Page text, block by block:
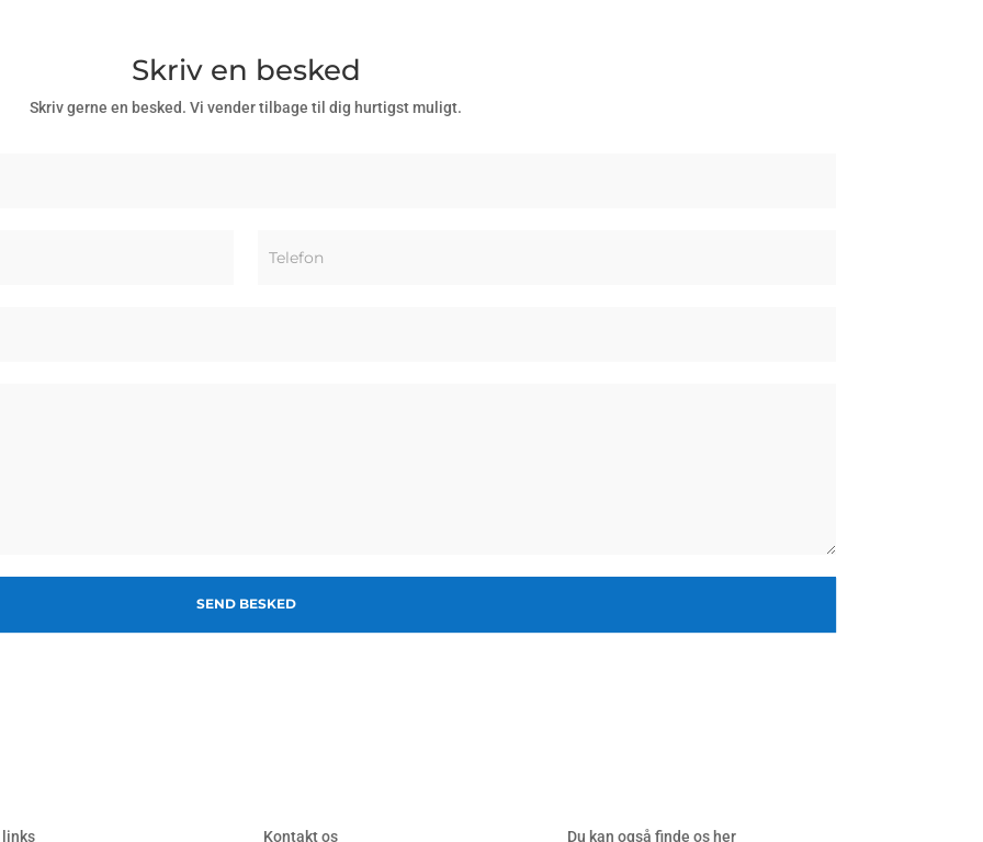
Skriv en besked
Skriv gerne en besked. Vi vender tilbage til dig hurtigst muligt.
SEND BESKED
links Kontakt os Du kan også finde os her